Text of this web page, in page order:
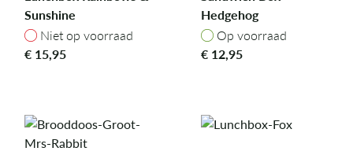
Sunshine
Niet op voorraad
Niet op voorraad
€ 15,95
Hedgehog
Op voorraad
Op voorraad
€ 12,95